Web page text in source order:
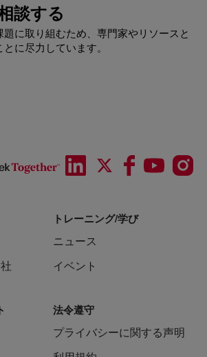
談する
に取り組むため、専門家やリソースと
に尽力しています。
トレーニング/学び
ニュース
イベント
法令遵守
プライバシーに関する声明